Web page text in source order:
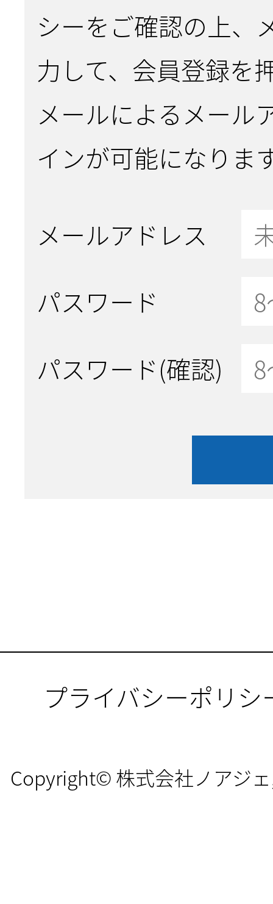
シーをご確認の上、
力して、会員登録を
メールによるメール
インが可能になりま
メールアドレス
パスワード
パスワード(確認)
プライバシーポリシ
Copyright© 株式会社ノアジ